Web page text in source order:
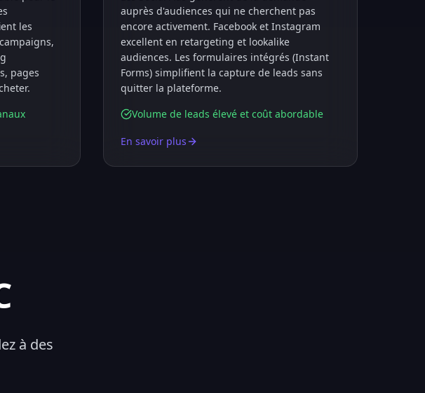
les
pages
auprès d'audiences qui ne cherchent pas
encore activement. Facebook et Instagram
excellent en retargeting et lookalike
audiences. Les formulaires intégrés (Instant
Forms) simplifient la capture de leads sans
quitter la plateforme.
Volume de leads élevé et coût abordable
En savoir plus
à des